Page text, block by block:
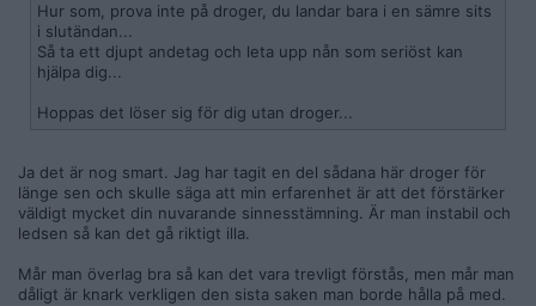
Hur som, prova inte på droger, du landar bara i en sämre sits
i slutändan...
Så ta ett djupt andetag och leta upp nån som seriöst kan
hjälpa dig...
Hoppas det löser sig för dig utan droger...
Ja det är nog smart. Jag har tagit en del sådana här droger för
länge sen och skulle säga att min erfarenhet är att det förstärker
väldigt mycket din nuvarande sinnesstämning. Är man instabil och
ledsen så kan det gå riktigt illa.
Mår man överlag bra så kan det vara trevligt förstås, men mår man
dåligt är knark verkligen den sista saken man borde hålla på med.